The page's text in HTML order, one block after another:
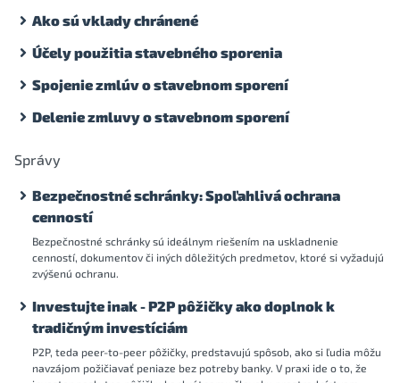
Ako sú vklady chránené
Účely použitia stavebného sporenia
Spojenie zmlúv o stavebnom sporení
Delenie zmluvy o stavebnom sporení
Správy
Bezpečnostné schránky: Spoľahlivá ochrana
cenností
Bezpečnostné schránky sú ideálnym riešením na uskladnenie
cenností, dokumentov či iných dôležitých predmetov, ktoré si vyžadujú
zvýšenú ochranu.
Investujte inak - P2P pôžičky ako doplnok k
tradičným investíciám
P2P, teda peer-to-peer pôžičky, predstavujú spôsob, ako si ľudia môžu
navzájom požičiavať peniaze bez potreby banky. V praxi ide o to, že